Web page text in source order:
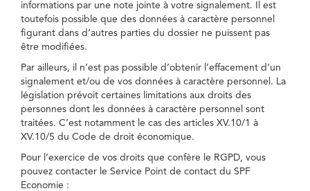
informations par une note jointe à votre signalement. Il est
toutefois possible que des données à caractère personnel
figurant dans d’autres parties du dossier ne puissent pas
être modifiées.
Par ailleurs, il n’est pas possible d’obtenir l’effacement d’un
signalement et/ou de vos données à caractère personnel. La
législation prévoit certaines limitations aux droits des
personnes dont les données à caractère personnel sont
traitées. C’est notamment le cas des articles XV.10/1 à
XV.10/5 du Code de droit économique.
Pour l’exercice de vos droits que confère le RGPD, vous
pouvez contacter le Service Point de contact du SPF
Economie :